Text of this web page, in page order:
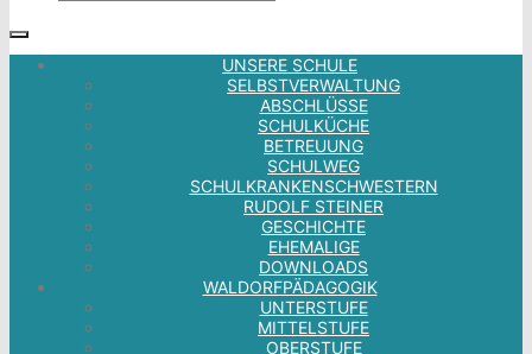
UNSERE SCHULE
SELBSTVERWALTUNG
ABSCHLÜSSE
SCHULKÜCHE
BETREUUNG
SCHULWEG
SCHULKRANKENSCHWESTERN
RUDOLF STEINER
GESCHICHTE
EHEMALIGE
DOWNLOADS
WALDORFPÄDAGOGIK
UNTERSTUFE
MITTELSTUFE
OBERSTUFE